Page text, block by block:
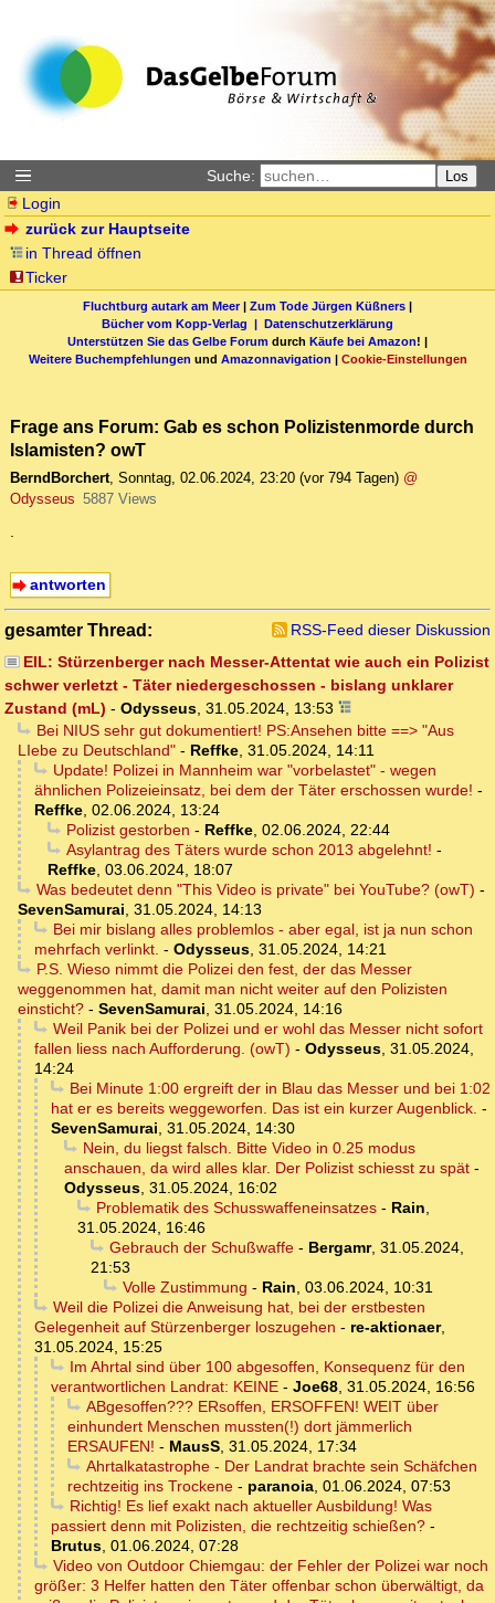
Suche: Los
Login
zurück zur Hauptseite
in Thread öffnen
Ticker
Fluchtburg autark am Meer| Zum Tode Jürgen Küßners |
Bücher vom Kopp-Verlag | Datenschutzerklärung
Unterstützen Sie das Gelbe Forum durch Käufe bei Amazon! |
Weitere Buchempfehlungen und Amazonnavigation | Cookie-Einstellungen
Frage ans Forum: Gab es schon Polizistenmorde durch
Islamisten? owT
BerndBorchert, Sonntag, 02.06.2024, 23:20 (vor 794 Tagen) @
Odysseus 5887 Views
.
antworten
gesamter Thread:
RSS-Feed dieser Diskussion
EIL: Stürzenberger nach Messer-Attentat wie auch ein Polizist
schwer verletzt - Täter niedergeschossen - bislang unklarer
Zustand (mL) - Odysseus, 31.05.2024, 13:53
Bei NIUS sehr gut dokumentiert! PS:Ansehen bitte ==> "Aus
LIebe zu Deutschland" - Reffke, 31.05.2024, 14:11
Update! Polizei in Mannheim war "vorbelastet" - wegen
ähnlichen Polizeieinsatz, bei dem der Täter erschossen wurde! -
Reffke, 02.06.2024, 13:24
Polizist gestorben - Reffke, 02.06.2024, 22:44
Asylantrag des Täters wurde schon 2013 abgelehnt! -
Reffke, 03.06.2024, 18:07
Was bedeutet denn "This Video is private" bei YouTube? (owT) -
SevenSamurai, 31.05.2024, 14:13
Bei mir bislang alles problemlos - aber egal, ist ja nun schon
mehrfach verlinkt. - Odysseus, 31.05.2024, 14:21
P.S. Wieso nimmt die Polizei den fest, der das Messer
weggenommen hat, damit man nicht weiter auf den Polizisten
einsticht? - SevenSamurai, 31.05.2024, 14:16
Weil Panik bei der Polizei und er wohl das Messer nicht sofort
fallen liess nach Aufforderung. (owT) - Odysseus, 31.05.2024,
14:24
Bei Minute 1:00 ergreift der in Blau das Messer und bei 1:02
hat er es bereits weggeworfen. Das ist ein kurzer Augenblick. -
SevenSamurai, 31.05.2024, 14:30
Nein, du liegst falsch. Bitte Video in 0.25 modus
anschauen, da wird alles klar. Der Polizist schiesst zu spät -
Odysseus, 31.05.2024, 16:02
Problematik des Schusswaffeneinsatzes- Rain,
31.05.2024, 16:46
Gebrauch der Schußwaffe- Bergamr, 31.05.2024,
21:53
Volle Zustimmung - Rain, 03.06.2024, 10:31
Weil die Polizei die Anweisung hat, bei der erstbesten
Gelegenheit auf Stürzenberger loszugehen - re-aktionaer,
31.05.2024, 15:25
Im Ahrtal sind über 100 abgesoffen, Konsequenz für den
verantwortlichen Landrat: KEINE - Joe68, 31.05.2024, 16:56
ABgesoffen??? ERsoffen, ERSOFFEN! WEIT über
einhundert Menschen mussten(!) dort jämmerlich
ERSAUFEN! - MausS, 31.05.2024, 17:34
Ahrtalkatastrophe - Der Landrat brachte sein Schäfchen
rechtzeitig ins Trockene - paranoia, 01.06.2024, 07:53
Richtig! Es lief exakt nach aktueller Ausbildung! Was
passiert denn mit Polizisten, die rechtzeitig schießen? -
Brutus, 01.06.2024, 07:28
Video von Outdoor Chiemgau: der Fehler der Polizei war noch
größer: 3 Helfer hatten den Täter offenbar schon überwältigt, da